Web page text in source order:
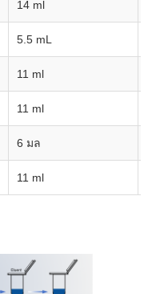
14 ml
5.5 mL
11 ml
11 ml
6 มล
11 ml